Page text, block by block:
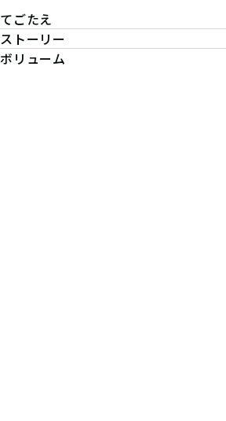
てごたえ
ストーリー
ボリューム